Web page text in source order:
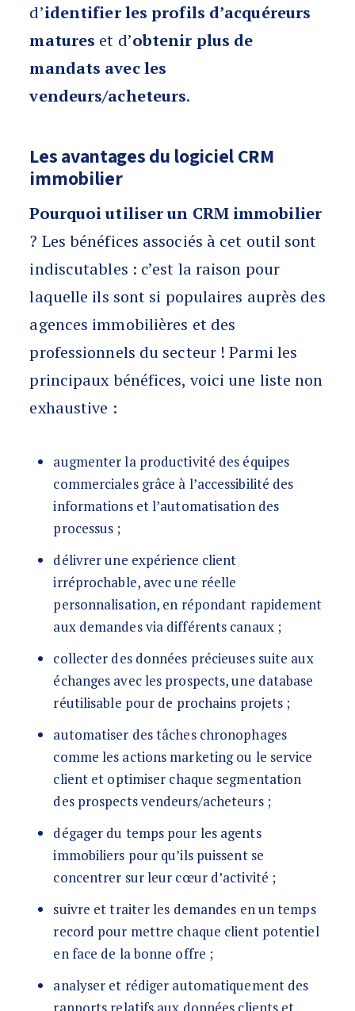
d’identifier les profils d’acquéreurs
matures et d’obtenir plus de
mandats avec les
vendeurs/acheteurs.
Les avantages du logiciel CRM
immobilier
Pourquoi utiliser un CRM immobilier
? Les bénéfices associés à cet outil sont
indiscutables : c’est la raison pour
laquelle ils sont si populaires auprès des
agences immobilières et des
professionnels du secteur ! Parmi les
principaux bénéfices, voici une liste non
exhaustive :
augmenter la productivité des équipes
commerciales grâce à l’accessibilité des
informations et l’automatisation des
processus ;
délivrer une expérience client
irréprochable, avec une réelle
personnalisation, en répondant rapidement
aux demandes via différents canaux ;
collecter des données précieuses suite aux
échanges avec les prospects, une database
réutilisable pour de prochains projets ;
automatiser des tâches chronophages
comme les actions marketing ou le service
client et optimiser chaque segmentation
des prospects vendeurs/acheteurs ;
dégager du temps pour les agents
immobiliers pour qu’ils puissent se
concentrer sur leur cœur d’activité ;
suivre et traiter les demandes en un temps
record pour mettre chaque client potentiel
en face de la bonne offre ;
analyser et rédiger automatiquement des